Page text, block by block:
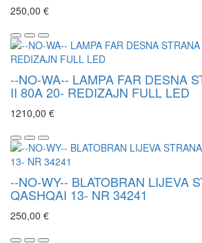
250,00 €
--NO-WA-- LAMPA FAR DESNA
II 80A 20- REDIZAJN FULL LED
1210,00 €
--NO-WY-- BLATOBRAN LIJEVA
QASHQAI 13- NR 34241
250,00 €